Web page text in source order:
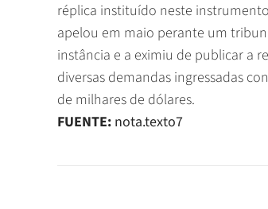
réplica instituído neste
apelou em maio perante um
instância e a eximiu de publicar a
diversas demandas ingressadas
de milhares de dólares.
FUENTE: nota.texto7